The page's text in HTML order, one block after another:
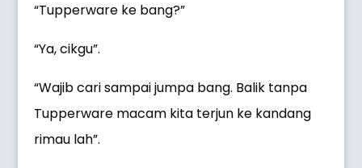
“Tupperware ke bang?”
“Ya, cikgu”.
“Wajib cari sampai jumpa bang. Balik tanpa
Tupperware macam kita terjun ke kandang
rimau lah”.